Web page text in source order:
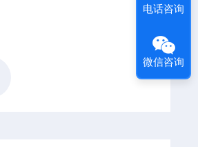
电话咨询
微信咨询